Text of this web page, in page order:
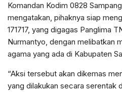
Komandan Kodim 0828
mengatakan, pihaknya siap
171717, yang digagas Panglima
Nurmantyo, dengan melibatkan
agama yang ada di Kabupaten
“Aksi tersebut akan dikemas
yang dilakukan secara serentak